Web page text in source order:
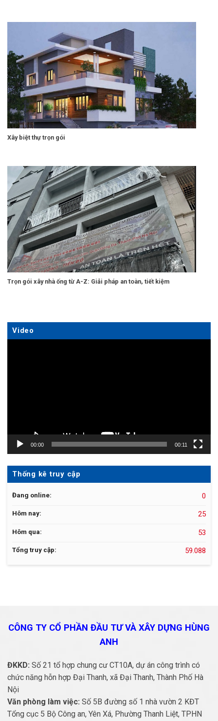
Xây biệt thự trọn gói
Trọn gói xây nhà ống từ A-Z: Giải pháp an toàn, tiết kiệm
Video
00:00 00:11
Thống kê truy cập
Đang online: 0
Hôm nay: 25
Hôm qua: 53
Tổng truy cập: 59.088
CÔNG TY CỔ PHẦN ĐẦU TƯ VÀ XÂY DỰNG HÙNG
ANH
ĐKKD: Số 21 tổ hợp chung cư CT10A, dự án công trình có
chức năng hỗn hợp Đại Thanh, xã Đại Thanh, Thành Phố Hà
Nội
Văn phòng làm việc: Số 5B đường số 1 nhà vườn 2 KĐT
Tổng cục 5 Bộ Công an, Yên Xá, Phường Thanh Liệt, TPHN